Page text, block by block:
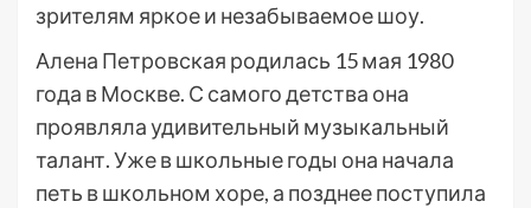
зрителям яркое и незабываемое шоу.
Алена Петровская родилась 15 мая 1980
года в Москве. С самого детства она
проявляла удивительный музыкальный
талант. Уже в школьные годы она начала
петь в школьном хоре, а позднее поступила